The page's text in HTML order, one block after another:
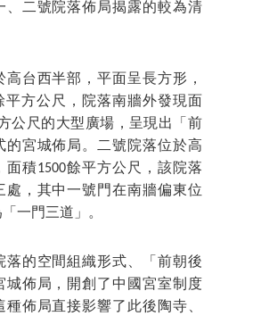
、二號院落佈局揭露的較為清
高台西半部，平面呈長方形，
平方公尺，院落南牆外發現面
公尺的大型廣場，呈現出「前
的宮城佈局。二號院落位於高
面積1500餘平方公尺，該院落
處，其中一號門在南牆偏東位
一門三道」。
落的空間組織形式、「前朝後
城佈局，開創了中國宮室制度
種佈局直接影響了此後陶寺、